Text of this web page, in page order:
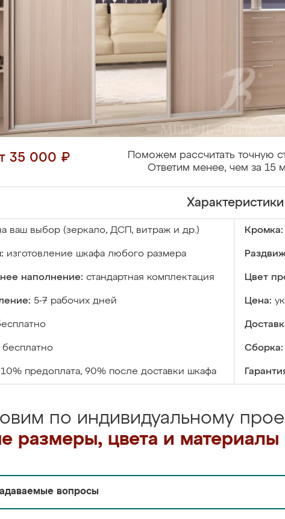
35 000 ₽
Поможем рассчитать точную
Ответим менее, чем за 15
Характеристики
ваш выбор (зеркало, ДСП, витраж и др.) Кромка:
изготовление шкафа любого размера
наполнение: стандартная комплектация Цвет
5-7 рабочих дней Цена:
бесплатно Сборка:
10% предоплата, 90% после доставки шкафа
по индивидуальному
размеры, цвета и материалы
вопросы